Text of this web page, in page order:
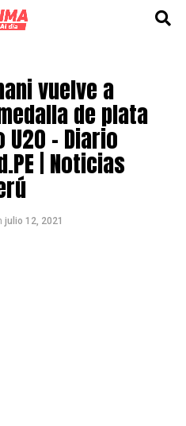
vuelve a
de plata
– Diario
| Noticias
julio 12, 2021